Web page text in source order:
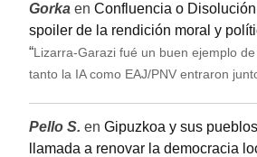
Gorka en Confluencia o
spoiler de la rendición moral y
“Lizarra-Garazi fué un buen ejemplo
tanto la IA como EAJ/PNV entraron
Pello S. en Gipuzkoa y sus
llamada a renovar la democracia